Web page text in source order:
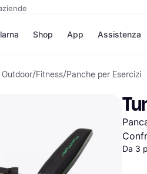
Opzioni di
Paga dopo 30 giorni
Finanziamento
Shop
Negozi
Unieuro
Media
eBay
Zalando
App Assistenza
Outdoor/Fitness/Panche per Esercizi
Da 3